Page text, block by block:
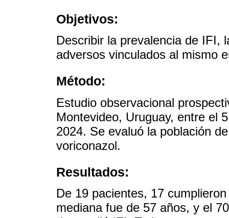
Objetivos:
Describir la prevalencia de IFI,
adversos vinculados al mismo
Método:
Estudio observacional
Montevideo, Uruguay, entre el
2024. Se evaluó la población
voriconazol.
Resultados:
De 19 pacientes, 17
mediana fue de 57 años, y el